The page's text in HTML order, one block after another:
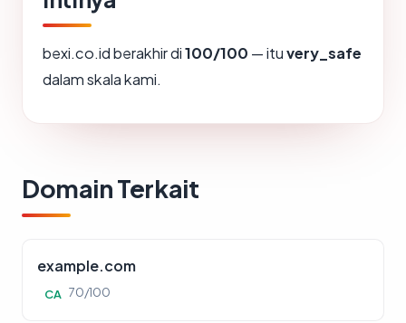
bexi.co.id berakhir di100/100 — ituvery_safe
dalam skala kami.
Domain Terkait
example.com
CA 70/100